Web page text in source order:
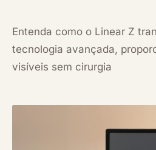
Entenda como o Linear Z
tecnologia avançada,
visíveis sem cirurgia